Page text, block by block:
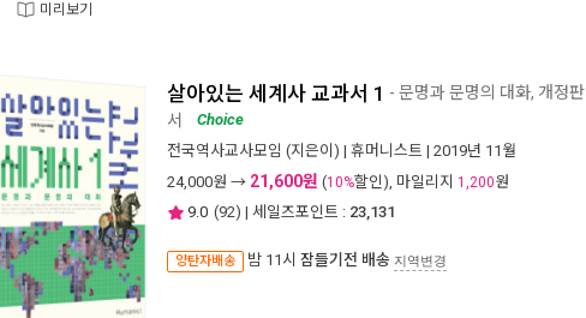
미리보기
살아있는 세계사 교과서 1 - 문명과 문명의 대화, 개정판
서
Choice
전국역사교사모임 (지은이) | 휴머니스트 | 2019년 11월
24,000원 → 21,600원 (10%할인), 마일리지 1,200원
9.0 (92) | 세일즈포인트 : 23,131
양탄자배송 밤 11시 잠들기전 배송 지역변경